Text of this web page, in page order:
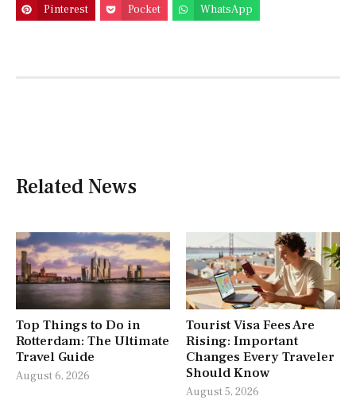
Pinterest
Pocket WhatsApp
Related News
Top Things to Do in
Rotterdam: The Ultimate
Travel Guide
August 6, 2026
Tourist Visa Fees Are
Rising: Important
Changes Every Traveler
Should Know
August 5, 2026